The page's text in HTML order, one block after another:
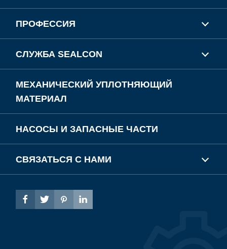
ПРОФЕССИЯ
СЛУЖБА SEALCON
МЕХАНИЧЕСКИЙ УПЛОТНЯЮЩИЙ
МАТЕРИАЛ
НАСОСЫ И ЗАПАСНЫЕ ЧАСТИ
СВЯЗАТЬСЯ С НАМИ
   